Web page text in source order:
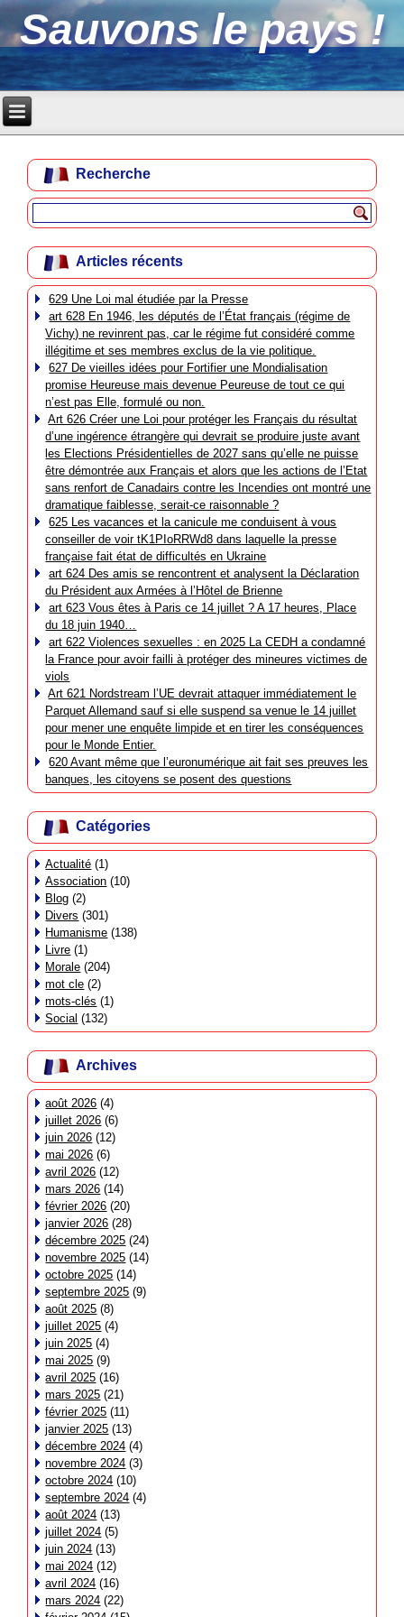
Sauvons le pays !
Recherche
Articles récents
629 Une Loi mal étudiée par la Presse
art 628 En 1946, les députés de l’État français (régime de
Vichy) ne revinrent pas, car le régime fut considéré comme
illégitime et ses membres exclus de la vie politique.
627 De vieilles idées pour Fortifier une Mondialisation
promise Heureuse mais devenue Peureuse de tout ce qui
n’est pas Elle, formulé ou non.
Art 626 Créer une Loi pour protéger les Français du résultat
d’une ingérence étrangère qui devrait se produire juste avant
les Elections Présidentielles de 2027 sans qu’elle ne puisse
être démontrée aux Français et alors que les actions de l’Etat
sans renfort de Canadairs contre les Incendies ont montré une
dramatique faiblesse, serait-ce raisonnable ?
625 Les vacances et la canicule me conduisent à vous
conseiller de voir tK1PIoRRWd8 dans laquelle la presse
française fait état de difficultés en Ukraine
art 624 Des amis se rencontrent et analysent la Déclaration
du Président aux Armées à l’Hôtel de Brienne
art 623 Vous êtes à Paris ce 14 juillet ? A 17 heures, Place
du 18 juin 1940…
art 622 Violences sexuelles : en 2025 La CEDH a condamné
la France pour avoir failli à protéger des mineures victimes de
viols
Art 621 Nordstream l’UE devrait attaquer immédiatement le
Parquet Allemand sauf si elle suspend sa venue le 14 juillet
pour mener une enquête limpide et en tirer les conséquences
pour le Monde Entier.
620 Avant même que l’euronumérique ait fait ses preuves les
banques, les citoyens se posent des questions
Catégories
Actualité (1)
Association (10)
Blog (2)
Divers (301)
Humanisme (138)
Livre (1)
Morale (204)
mot cle (2)
mots-clés (1)
Social (132)
Archives
août 2026 (4)
juillet 2026 (6)
juin 2026 (12)
mai 2026 (6)
avril 2026 (12)
mars 2026 (14)
février 2026 (20)
janvier 2026 (28)
décembre 2025 (24)
novembre 2025 (14)
octobre 2025 (14)
septembre 2025 (9)
août 2025 (8)
juillet 2025 (4)
juin 2025 (4)
mai 2025 (9)
avril 2025 (16)
mars 2025 (21)
février 2025 (11)
janvier 2025 (13)
décembre 2024 (4)
novembre 2024 (3)
octobre 2024 (10)
septembre 2024 (4)
août 2024 (13)
juillet 2024 (5)
juin 2024 (13)
mai 2024 (12)
avril 2024 (16)
mars 2024 (22)